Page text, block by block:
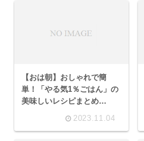
【おは朝】おしゃれで簡
単！「やる気1％ごはん」の
美味しいレシピまとめ
2023.11.04